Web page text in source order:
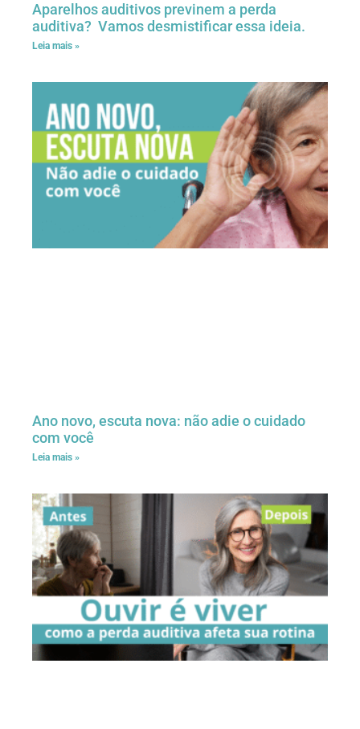
Aparelhos auditivos previnem a perda
auditiva? Vamos desmistificar essa ideia.
Leia mais »
Ano novo, escuta nova: não adie o cuidado
com você
Leia mais »